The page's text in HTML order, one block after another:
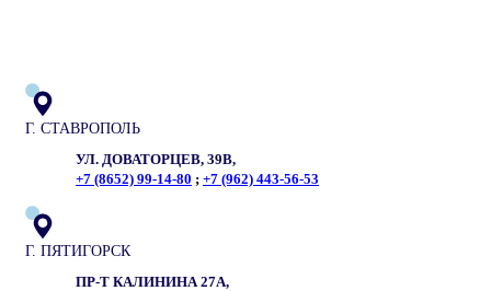
Г. СТАВРОПОЛЬ
УЛ. ДОВАТОРЦЕВ, 39В,
+7 (8652) 99-14-80 ; +7 (962) 443-56-53
Г. ПЯТИГОРСК
ПР-Т КАЛИНИНА 27А,